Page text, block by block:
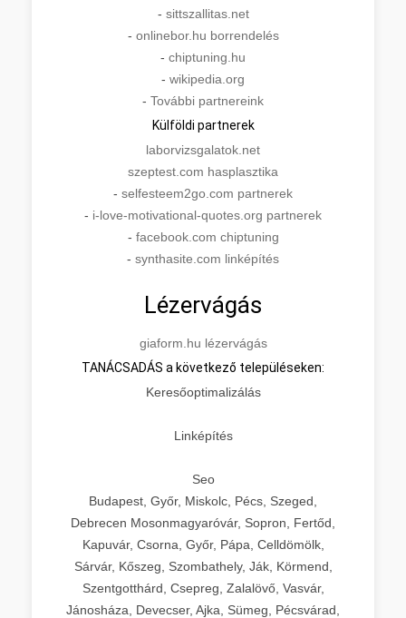
- sittszallitas.net
- onlinebor.hu borrendelés
- chiptuning.hu
- wikipedia.org
- További partnereink
Külföldi partnerek
laborvizsgalatok.net
szeptest.com hasplasztika
- selfesteem2go.com partnerek
- i-love-motivational-quotes.org partnerek
- facebook.com chiptuning
- synthasite.com linképítés
Lézervágás
giaform.hu lézervágás
TANÁCSADÁS a következő településeken:
Keresőoptimalizálás
Linképítés
Seo
Budapest, Győr, Miskolc, Pécs, Szeged,
Debrecen Mosonmagyaróvár, Sopron, Fertőd,
Kapuvár, Csorna, Győr, Pápa, Celldömölk,
Sárvár, Kőszeg, Szombathely, Ják, Körmend,
Szentgotthárd, Csepreg, Zalalövő, Vasvár,
Jánosháza, Devecser, Ajka, Sümeg, Pécsvárad,